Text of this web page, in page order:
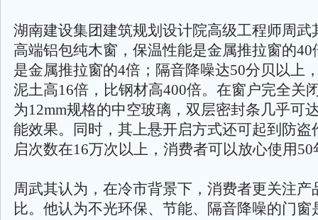
湖南建设集团建筑规划设计院高级工程师周武
高端铝包纯木窗，保温性能是金属推拉窗的40
是金属推拉窗的4倍；隔音降噪达50分贝以上
泥土高16倍，比钢材高400倍。在窗户完全关
为12mm规格的中空玻璃，双层密封条几乎可
能效果。同时，其上悬开启方式还可起到防盗
启次数在16万次以上，消费者可以放心使用50
周武其认为，在冷市背景下，消费者更关注产
比。他认为不光环保、节能、隔音降噪的门窗